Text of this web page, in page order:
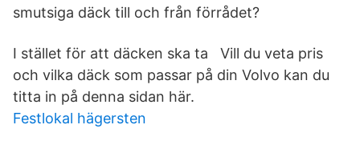
smutsiga däck till och från förrådet?
I stället för att däcken ska ta Vill du veta pris
och vilka däck som passar på din Volvo kan du
titta in på denna sidan här.
Festlokal hägersten